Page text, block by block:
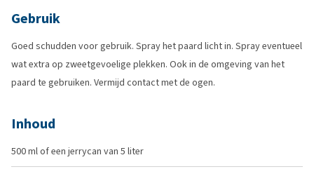
Gebruik
Goed schudden voor gebruik. Spray het paard licht in. Spray eventueel
wat extra op zweetgevoelige plekken. Ook in de omgeving van het
paard te gebruiken. Vermijd contact met de ogen.
Inhoud
500 ml of een jerrycan van 5 liter